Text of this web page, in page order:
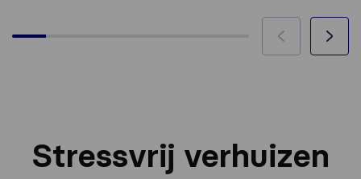
Stressvrij verhuizen